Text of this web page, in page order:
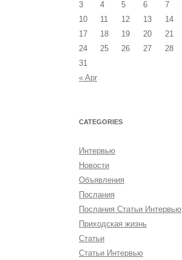
« Apr
3
4 5 6 7
10
11 12 13 14
17
18 19 20 21
24
25 26 27 28
31
CATEGORIES
Интервью
Новости
Объявления
Послания
Послания Статьи Интервью
Приходская жизнь
Статьи
Статьи Интервью